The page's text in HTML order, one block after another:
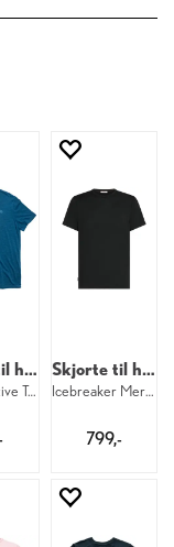
Skjorte til herre
Devold Active Tee M 291
Skjorte til herre
Icebreaker Merino TechLite Tee M 001
799,-